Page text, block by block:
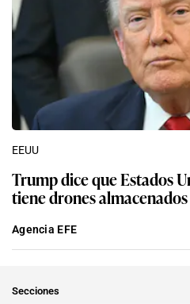
EEUU
Trump dice que Estados
tiene drones
Agencia EFE
Secciones